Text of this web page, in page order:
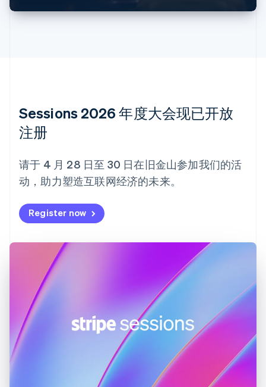
Sessions 2026 年度大会现已开放
注册
请于 4 月 28 日至 30 日在旧金山参加我们的活
动，助力塑造互联网经济的未来。
Register now
比利时
法国
FrançaisEnglish
芬兰
荷兰
NederlandsEnglish
加拿大
捷克
English
EnglishItaliano
拉脱维亚
English
立陶宛
English
列支敦士登
Deutsch
English